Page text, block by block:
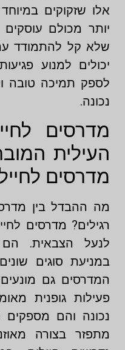
אלו שזקוקים
יותר מכולם
שלא קל להתמודד
יכולים למנוע
לספק תמיכה טובה
נכונה.
מדרסים
העילית
מדרסים
מה ההבדל בין
רגילים? מדרסים
לנעל הצבאית. הם
במניעת סוגים
המדרסים גם
פעילות גופנית
נכונה והם
מתפזר בצורה